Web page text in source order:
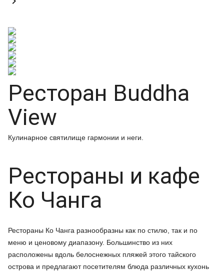
Ресторан Buddha
View
Кулинарное святилище гармонии и неги.
Рестораны и кафе
Ко Чанга
Рестораны Ко Чанга разнообразны как по стилю, так и по
меню и ценовому диапазону. Большинство из них
расположены вдоль белоснежных пляжей этого тайского
острова и предлагают посетителям блюда различных кухонь